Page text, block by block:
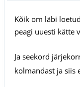
Kõik om läbi
peagi uuesti kätte
Ja seekord
kolmandast ja siis